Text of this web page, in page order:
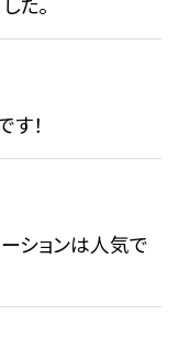
！
ションは人気で